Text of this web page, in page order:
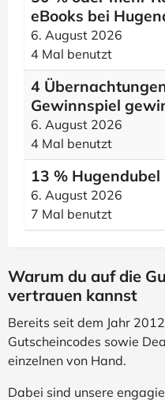
eBooks bei
6. August 2026
4 Mal benutzt
4
Gewinnspiel
6. August 2026
4 Mal benutzt
13 %
6. August 2026
7 Mal benutzt
Warum du auf die
vertrauen kannst
Bereits seit dem Jahr
Gutscheincodes sowie
einzelnen von Hand.
Dabei sind unsere